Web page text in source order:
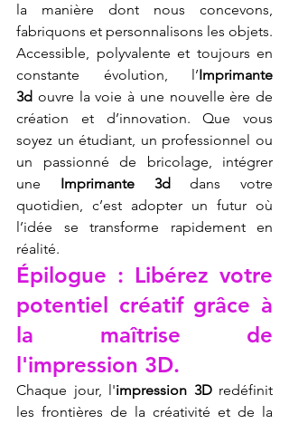
la manière dont nous concevons,
fabriquons et personnalisons les objets.
Accessible, polyvalente et toujours en
constante évolution, l’Imprimante
3d ouvre la voie à une nouvelle ère de
création et d’innovation. Que vous
soyez un étudiant, un professionnel ou
un passionné de bricolage, intégrer
une Imprimante 3d dans votre
quotidien, c’est adopter un futur où
l’idée se transforme rapidement en
réalité.
Épilogue : Libérez votre
potentiel créatif grâce à
la maîtrise de
l'impression 3D.
Chaque jour, l'impression 3D redéfinit
les frontières de la créativité et de la